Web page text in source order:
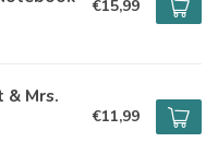
€15,99
& Mrs.
€11,99